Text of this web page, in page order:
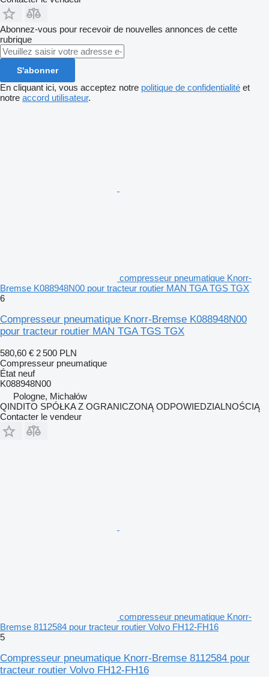
Abonnez-vous pour recevoir de nouvelles annonces de cette
rubrique
S'abonner
En cliquant ici, vous acceptez notre politique de confidentialité et
notre accord utilisateur.
compresseur pneumatique Knorr-
Bremse K088948N00 pour tracteur routier MAN TGA TGS TGX
6
Compresseur pneumatique Knorr-Bremse K088948N00
pour tracteur routier MAN TGA TGS TGX
580,60 € 2 500 PLN
Compresseur pneumatique
État neuf
K088948N00
Pologne, Michałów
QINDITO SPÓŁKA Z OGRANICZONĄ ODPOWIEDZIALNOŚCIĄ
Contacter le vendeur
compresseur pneumatique Knorr-
Bremse 8112584 pour tracteur routier Volvo FH12-FH16
5
Compresseur pneumatique Knorr-Bremse 8112584 pour
tracteur routier Volvo FH12-FH16